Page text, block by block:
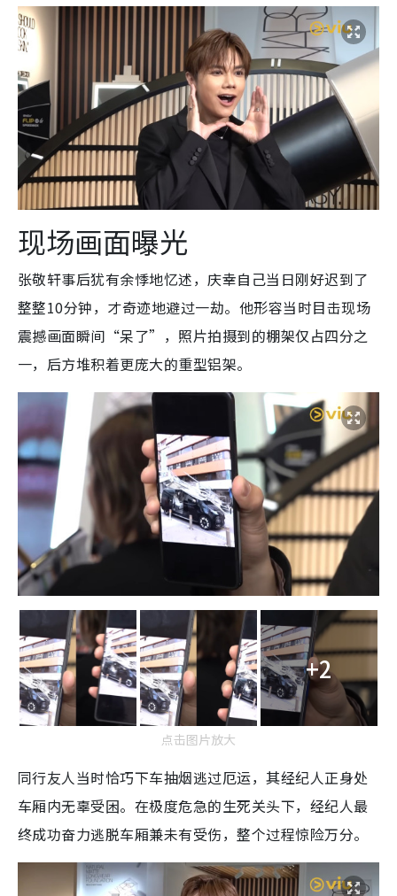
现场画面曝光
张敬轩事后犹有余悸地忆述，庆幸自己当日刚好迟到了
整整10分钟，才奇迹地避过一劫。他形容当时目击现场
震撼画面瞬间“呆了”，照片拍摄到的棚架仅占四分之
一，后方堆积着更庞大的重型铝架。
+2
点击图片放大
同行友人当时恰巧下车抽烟逃过厄运，其经纪人正身处
车厢内无辜受困。在极度危急的生死关头下，经纪人最
终成功奋力逃脱车厢兼未有受伤，整个过程惊险万分。